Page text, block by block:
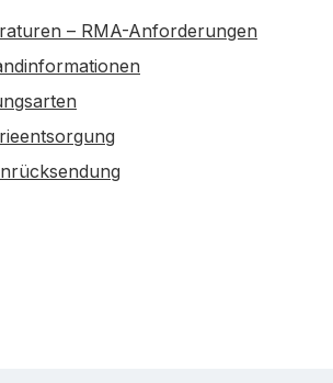
– RMA-Anforderungen